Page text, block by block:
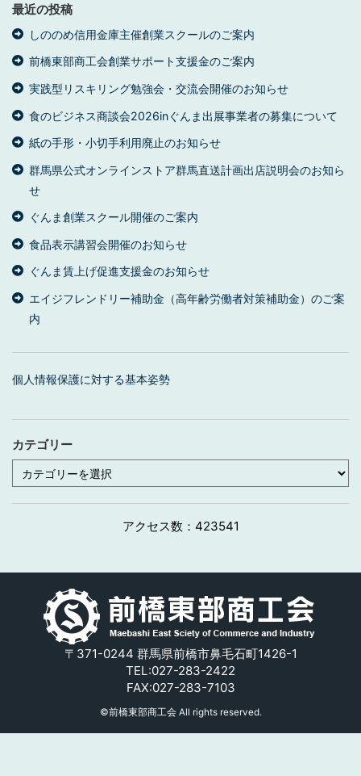
最近の投稿
しののめ信用金庫主催創業スクールのご案内
前橋東部商工会創業サポート支援金のご案内
実践型リスキリング勉強会・交流会開催のお知らせ
食のビジネス商談会2026inぐんま出展事業者の募集について
紙の手形・小切手利用廃止のお知らせ
群馬県公式オンラインストア群馬直送計画出店説明会のお知ら
せ
ぐんま創業スクール開催のご案内
食品表示講習会開催のお知らせ
ぐんま賃上げ促進支援金のお知らせ
エイジフレンドリー補助金（高年齢労働者対策補助金）のご案
内
個人情報保護に対する基本姿勢
カテゴリー
カ
テ
ゴ
リ
アクセス数： 423541
〒371-0244 群馬県前橋市鼻毛石町1426-1
TEL:027-283-2422
FAX:027-283-7103
©前橋東部商工会 All rights reserved.